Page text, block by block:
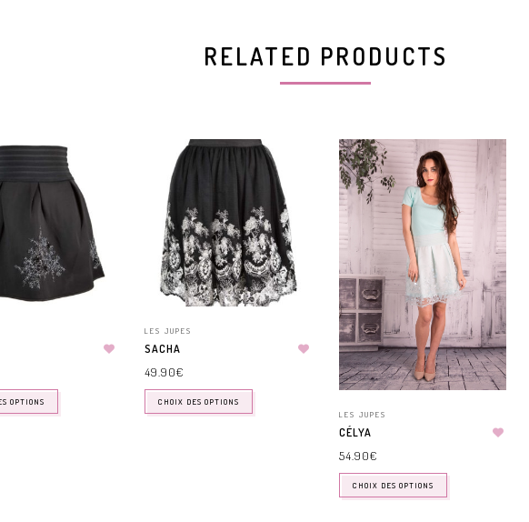
RELATED PRODUCTS
OPTIONS
LES JUPES
SACHA
49.90€
CHOIX DES OPTIONS
LES JUPES
CÉLYA
54.90€
CHOIX DES OPTIONS